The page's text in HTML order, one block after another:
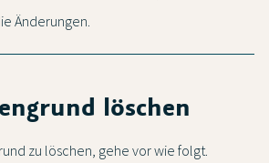
Änderungen.
löschen
zu löschen, gehe vor wie folgt.